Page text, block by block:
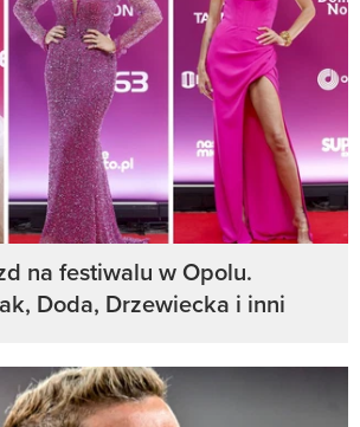
na festiwalu w Opolu.
Doda, Drzewiecka i inni